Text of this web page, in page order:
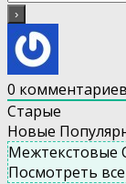
0 комментариев
Старые
Новые
Межтекстовые
Посмотреть